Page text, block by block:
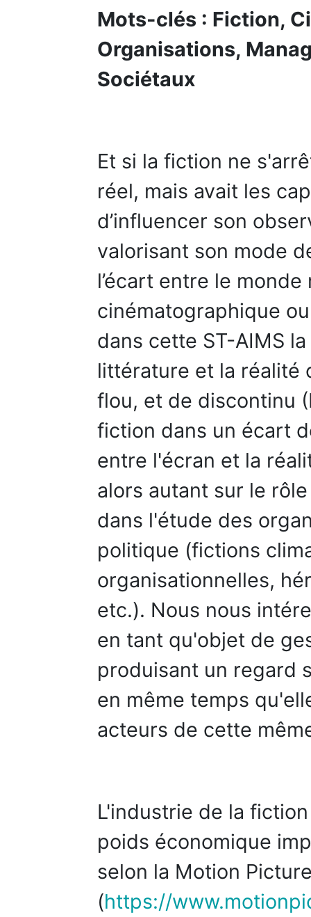
Mots-clés : Fiction,
Organisations,
Sociétaux
Et si la fiction ne
réel, mais avait les
d’influencer son
valorisant son mode
l’écart entre le
cinématographique
dans cette ST-AIMS
littérature et la réalité
flou, et de discontinu
fiction dans un écart
entre l'écran et la
alors autant sur le
dans l'étude des
politique (fictions
organisationnelles,
etc.). Nous nous
en tant qu'objet de
produisant un regard
en même temps
acteurs de cette
L'industrie de la
poids économique
selon la Motion
(https://